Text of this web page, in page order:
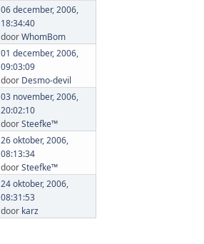
06 december, 2006,
18:34:40
doorWhomBom
01 december, 2006,
09:03:09
door Desmo-devil
03 november, 2006,
20:02:10
doorSteefke™
26 oktober, 2006,
08:13:34
doorSteefke™
24 oktober, 2006,
08:31:53
door karz